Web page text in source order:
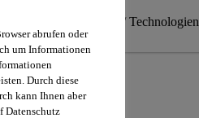
Neuheiten / Technologien
abrufen oder
um Informationen
Durch diese
kann Ihnen aber
Datenschutz